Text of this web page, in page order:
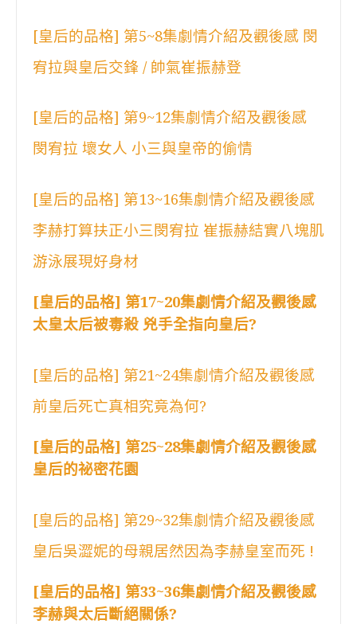
[皇后的品格] 第5~8集劇情介紹及觀後感 閔
宥拉與皇后交鋒 / 帥氣崔振赫登
[皇后的品格] 第9~12集劇情介紹及觀後感
閔宥拉 壞女人 小三與皇帝的偷情
[皇后的品格] 第13~16集劇情介紹及觀後感
李赫打算扶正小三閔宥拉 崔振赫結實八塊肌
游泳展現好身材
[皇后的品格] 第17~20集劇情介紹及觀後感
太皇太后被毒殺 兇手全指向皇后?
[皇后的品格] 第21~24集劇情介紹及觀後感
前皇后死亡真相究竟為何?
[皇后的品格] 第25~28集劇情介紹及觀後感
皇后的祕密花園
[皇后的品格] 第29~32集劇情介紹及觀後感
皇后吳澀妮的母親居然因為李赫皇室而死 !
[皇后的品格] 第33~36集劇情介紹及觀後感
李赫與太后斷絕關係?